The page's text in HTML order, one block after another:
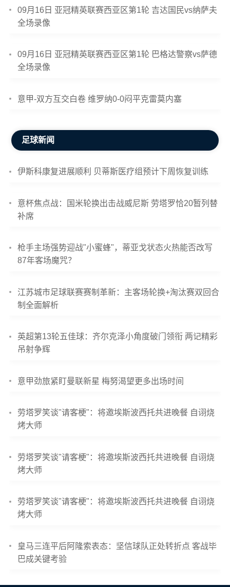
09月16日 亚冠精英联赛西亚区第1轮 吉达国民vs纳萨夫
全场录像
09月16日 亚冠精英联赛西亚区第1轮 巴格达警察vs萨德
全场录像
意甲-双方互交白卷 维罗纳0-0闷平克雷莫内塞
足球新闻
伊斯科康复进展顺利 贝蒂斯医疗组预计下周恢复训练
意杯焦点战：国米轮换出击战威尼斯 劳塔罗恰20暂列替
补席
枪手主场强势迎战"小蜜蜂"，蒂亚戈状态火热能否改写
87年客场魔咒？
江苏城市足球联赛赛制革新：主客场轮换+淘汰赛双回合
制全面解析
英超第13轮五佳球：齐尔克泽小角度破门领衔 两记精彩
吊射争辉
意甲劲旅紧盯曼联新星 梅努渴望更多出场时间
劳塔罗笑谈"请客梗"：将邀埃斯波西托共进晚餐 自诩烧
烤大师
劳塔罗笑谈"请客梗"：将邀埃斯波西托共进晚餐 自诩烧
烤大师
劳塔罗笑谈"请客梗"：将邀埃斯波西托共进晚餐 自诩烧
烤大师
皇马三连平后阿隆索表态：坚信球队正处转折点 客战毕
巴成关键考验